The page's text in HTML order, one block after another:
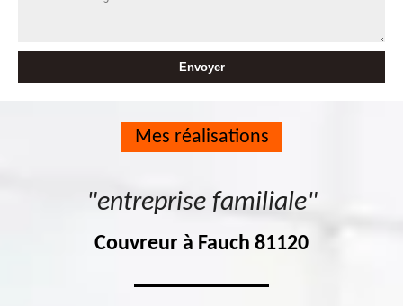
Mes réalisations
"entreprise familiale"
Couvreur à Fauch 81120